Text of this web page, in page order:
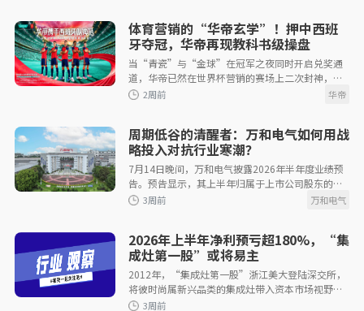
1周前
体育营销的“华帝玄学”！押中西班
牙夺冠，华帝再现教科书级操盘
当“青瓷”与“金球”在冠军之夜同时开启兑奖通
道，华帝已然在世界杯营销的赛场上二次封神，写
下又一个值得行业反复翻阅的教科书级案例。
2周前
周期低谷的清醒者：万和电气如何用战
略投入对抗行业寒潮？
7月14日晚间，万和电气披露2026年半年度业绩预
告。预告显示，其上半年归属于上市公司股东的净
利润为6,000万元至8,880万元，业绩出现一定波
2026年上半年净利预亏超180%，“集
成灶第一股”或将易主
2012年，“集成灶第一股”浙江美大登陆深交所，
将彼时尚属新兴品类的集成灶带入资本市场视野。
依托房地产红利与差异化排烟技术，作为新兴物种